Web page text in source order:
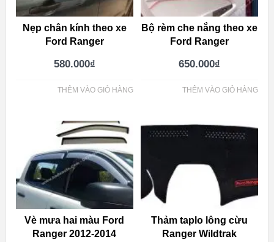
Nẹp chân kính theo xe
Ford Ranger
580.000₫
THÊM VÀO GIỎ HÀNG
Bộ rèm che nắng theo xe
Ford Ranger
650.000₫
THÊM VÀO GIỎ HÀNG
Vè mưa hai màu Ford
Ranger 2012-2014
Thảm taplo lông cừu
Ranger Wildtrak